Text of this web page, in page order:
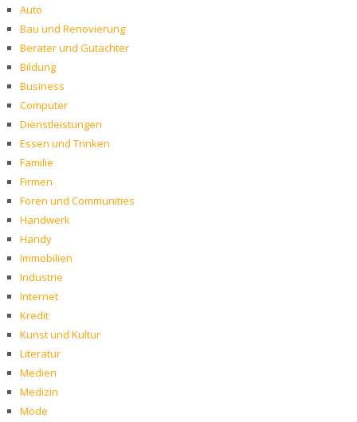
Auto
Bau und Renovierung
Berater und Gutachter
Bildung
Business
Computer
Dienstleistungen
Essen und Trinken
Familie
Firmen
Foren und Communities
Handwerk
Handy
Immobilien
Industrie
Internet
Kredit
Kunst und Kultur
Literatur
Medien
Medizin
Mode